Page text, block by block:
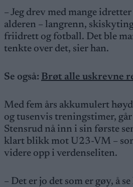
– Jeg drev med mange
alderen – langrenn,
friidrett og fotball. Det ble
tenkte over det, sier han.
Se også: Brøt alle uskrevne
Med fem års akkumulert
og tusenvis treningstimer,
Stensrud nå inn i sin første
klart blikk mot U23-VM –
videre opp i verdenseliten.
– Det er jo det som er gøy, å